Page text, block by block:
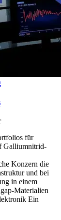
für
Galliumnitrid-
Konzern die
und bei
in einem
Materialien
Ein